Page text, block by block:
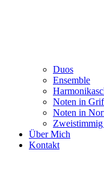
Duos
Ensemble
Noten in
Noten in
Über Mich
Kontakt